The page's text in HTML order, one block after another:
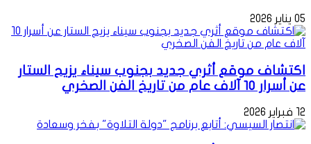
05 يناير 2026
اكتشاف موقع أثري جديد بجنوب سيناء يزيح الستار
عن أسرار 10 آلاف عام من تاريخ الفن الصخري
12 فبراير 2026